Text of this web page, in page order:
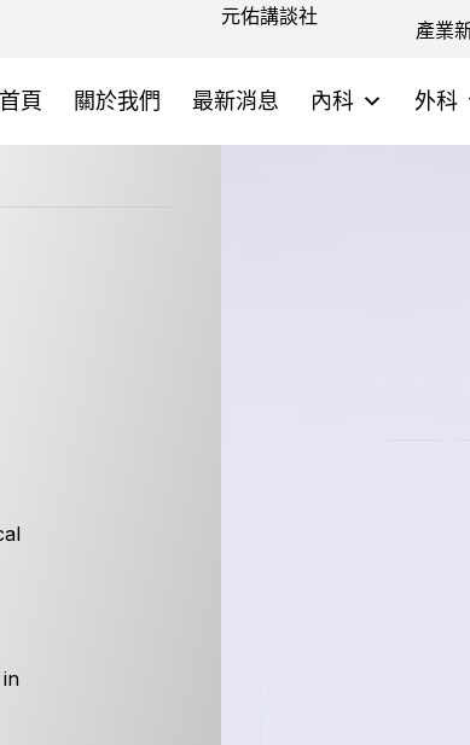
元佑講談社
產業
首頁 關於我們 最新消息 內科 外科